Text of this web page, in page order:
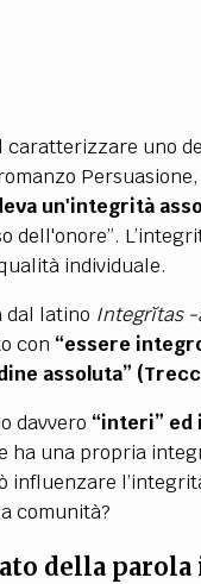
caratterizzare uno
un'integrità
dell'onore”.
individuale.
dal latino Integrĭtas
con “essere
assoluta”
davvero “interi”
ha una propria
influenzare
comunità?
della parola